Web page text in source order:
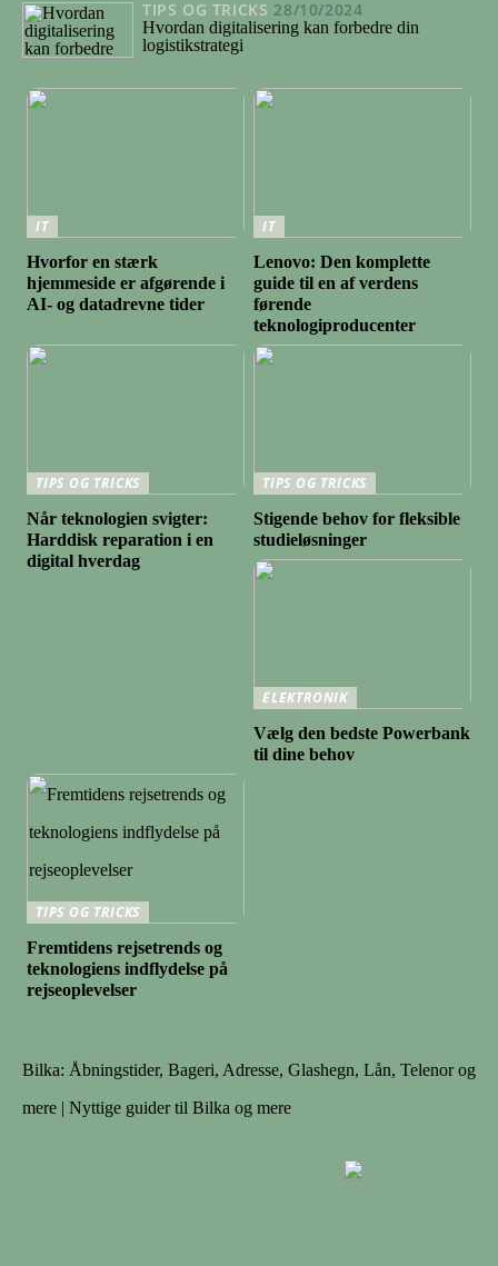
TIPS OG TRICKS 28/10/2024
Hvordan digitalisering kan forbedre din
logistikstrategi
IT
Hvorfor en stærk
hjemmeside er afgørende i
AI- og datadrevne tider
IT
Lenovo: Den komplette
guide til en af verdens
førende
teknologiproducenter
TIPS OG TRICKS
Når teknologien svigter:
Harddisk reparation i en
digital hverdag
TIPS OG TRICKS
Stigende behov for fleksible
studieløsninger
ELEKTRONIK
Vælg den bedste Powerbank
til dine behov
TIPS OG TRICKS
Fremtidens rejsetrends og
teknologiens indflydelse på
rejseoplevelser
Bilka: Åbningstider, Bageri, Adresse, Glashegn, Lån, Telenor og
mere | Nyttige guider til Bilka og mere